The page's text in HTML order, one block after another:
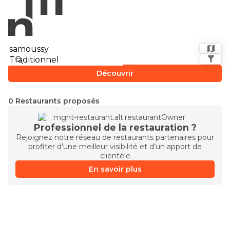
Découvrir
0 Restaurants proposés
Professionnel de la restauration ?
Rejoignez notre réseau de restaurants partenaires pour
profiter d’une meilleur visibilité et d’un apport de
clientèle
En savoir plus